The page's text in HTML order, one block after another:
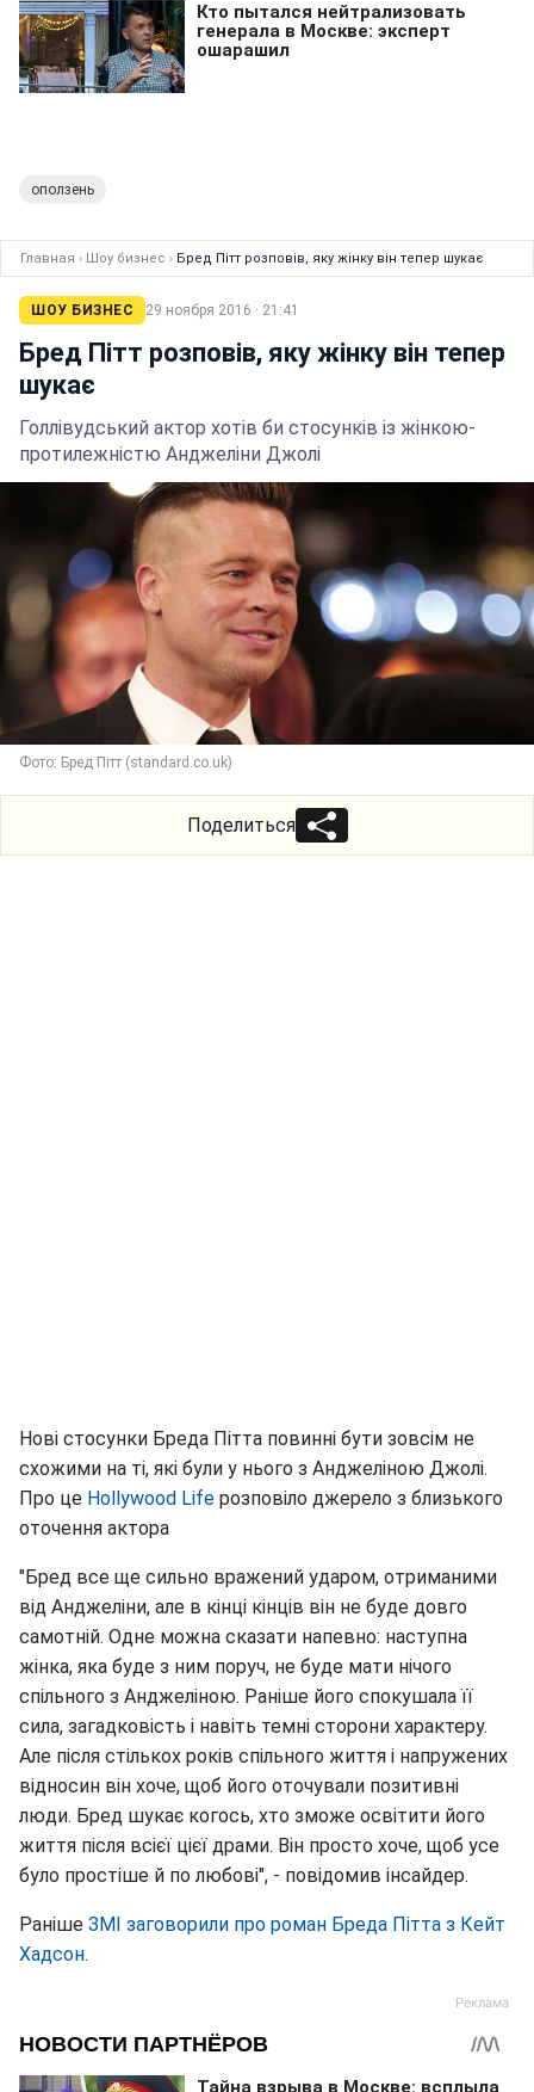
оползень
Главная › Шоу бизнес › Бред Пітт розповів, яку жінку він тепер шукає
ШОУ БИЗНЕС 29 ноября 2016 · 21:41
Бред Пітт розповів, яку жінку він тепер
шукає
Голлівудський актор хотів би стосунків із жінкою-
протилежністю Анджеліни Джолі
Фото: Бред Пітт (standard.co.uk)
Поделиться
Нові стосунки Бреда Пітта повинні бути зовсім не
схожими на ті, які були у нього з Анджеліною Джолі.
Про це Hollywood Life розповіло джерело з близького
оточення актора
"Бред все ще сильно вражений ударом, отриманими
від Анджеліни, але в кінці кінців він не буде довго
самотній. Одне можна сказати напевно: наступна
жінка, яка буде з ним поруч, не буде мати нічого
спільного з Анджеліною. Раніше його спокушала її
сила, загадковість і навіть темні сторони характеру.
Але після стількох років спільного життя і напружених
відносин він хоче, щоб його оточували позитивні
люди. Бред шукає когось, хто зможе освітити його
життя після всієї цієї драми. Він просто хоче, щоб усе
було простіше й по любові", - повідомив інсайдер.
Раніше ЗМІ заговорили про роман Бреда Пітта з Кейт
Хадсон.